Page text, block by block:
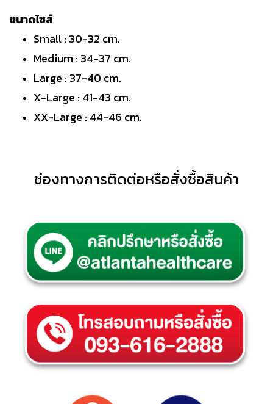
ขนาดไซส์
Small : 30-32 cm.
Medium : 34-37 cm.
Large : 37-40 cm.
X-Large : 41-43 cm.
XX-Large : 44-46 cm.
ช่องทางการติดต่อหรือสั่งซื้อสินค้า